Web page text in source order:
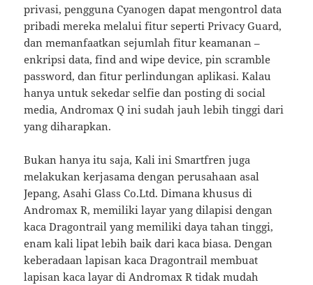
privasi, pengguna Cyanogen dapat mengontrol data
pribadi mereka melalui fitur seperti Privacy Guard,
dan memanfaatkan sejumlah fitur keamanan –
enkripsi data, find and wipe device, pin scramble
password, dan fitur perlindungan aplikasi. Kalau
hanya untuk sekedar selfie dan posting di social
media, Andromax Q ini sudah jauh lebih tinggi dari
yang diharapkan.
Bukan hanya itu saja, Kali ini Smartfren juga
melakukan kerjasama dengan perusahaan asal
Jepang, Asahi Glass Co.Ltd. Dimana khusus di
Andromax R, memiliki layar yang dilapisi dengan
kaca Dragontrail yang memiliki daya tahan tinggi,
enam kali lipat lebih baik dari kaca biasa. Dengan
keberadaan lapisan kaca Dragontrail membuat
lapisan kaca layar di Andromax R tidak mudah